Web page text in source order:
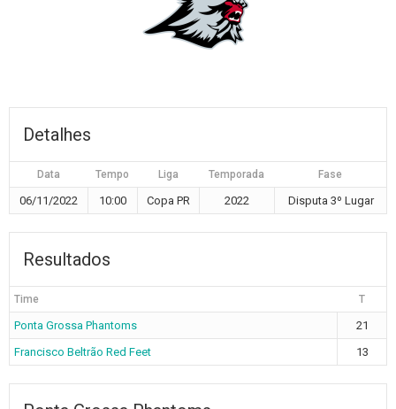
Detalhes
Data Tempo Liga Temporada Fase
06/11/2022 10:00 Copa PR 2022 Disputa 3º Lugar
Resultados
Time T
Ponta Grossa Phantoms
21
Francisco Beltrão Red Feet
13